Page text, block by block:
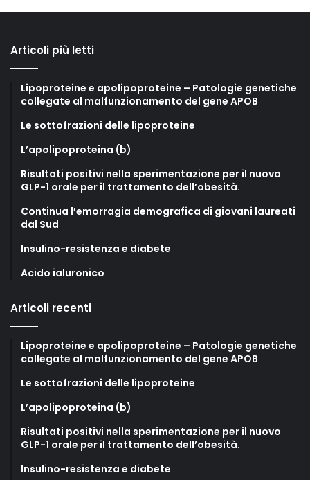
Articoli più letti
Lipoproteine e apolipoproteine – Patologie genetiche
collegate al malfunzionamento del gene APOB
Le sottofrazioni delle lipoproteine
L’apolipoproteina (b)
Risultati positivi nella sperimentazione per il nuovo
GLP-1 orale per il trattamento dell’obesità.
Continua l’emorragia demografica di giovani laureati
dal Sud
Insulino-resistenza e diabete
Acido ialuronico
Articoli recenti
Lipoproteine e apolipoproteine – Patologie genetiche
collegate al malfunzionamento del gene APOB
Le sottofrazioni delle lipoproteine
L’apolipoproteina (b)
Risultati positivi nella sperimentazione per il nuovo
GLP-1 orale per il trattamento dell’obesità.
Insulino-resistenza e diabete